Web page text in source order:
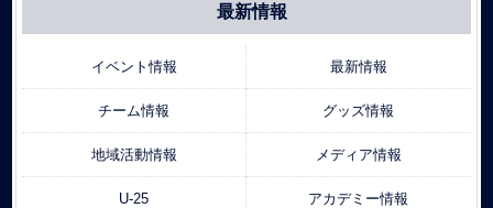
最新情報
イベント情報 最新情報
チーム情報 グッズ情報
地域活動情報 メディア情報
U-25 アカデミー情報